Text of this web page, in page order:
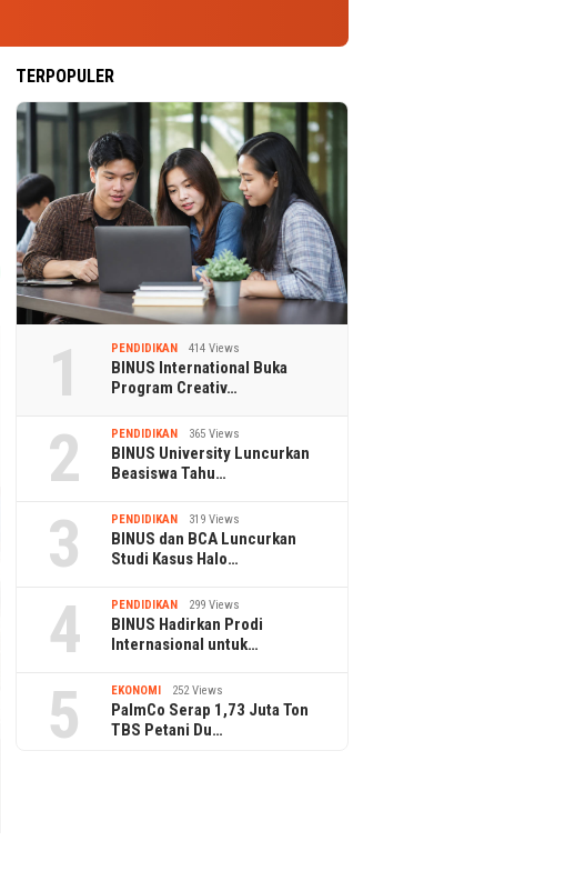
TERPOPULER
1 PENDIDIKAN 414 Views
BINUS International Buka
Program Creativ…
2 PENDIDIKAN 365 Views
BINUS University Luncurkan
Beasiswa Tahu…
3 PENDIDIKAN 319 Views
BINUS dan BCA Luncurkan
Studi Kasus Halo…
4 PENDIDIKAN 299 Views
BINUS Hadirkan Prodi
Internasional untuk…
5 EKONOMI 252 Views
PalmCo Serap 1,73 Juta Ton
TBS Petani Du…